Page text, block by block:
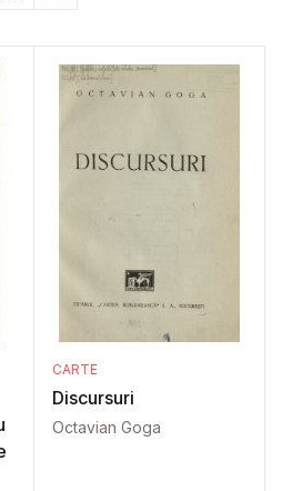
CARTE
Discursuri
Octavian Goga